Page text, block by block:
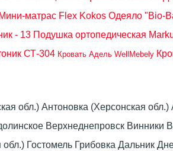
Мини-матрас Flex Kokos Одеяло "Bio-
- 13 Подушка ортопедическая
СТ-304 Кровать Адель WellMebely
обл.) Антоновка (Херсонская
Верхнеднепровск
обл.) Гостомель Грибовка